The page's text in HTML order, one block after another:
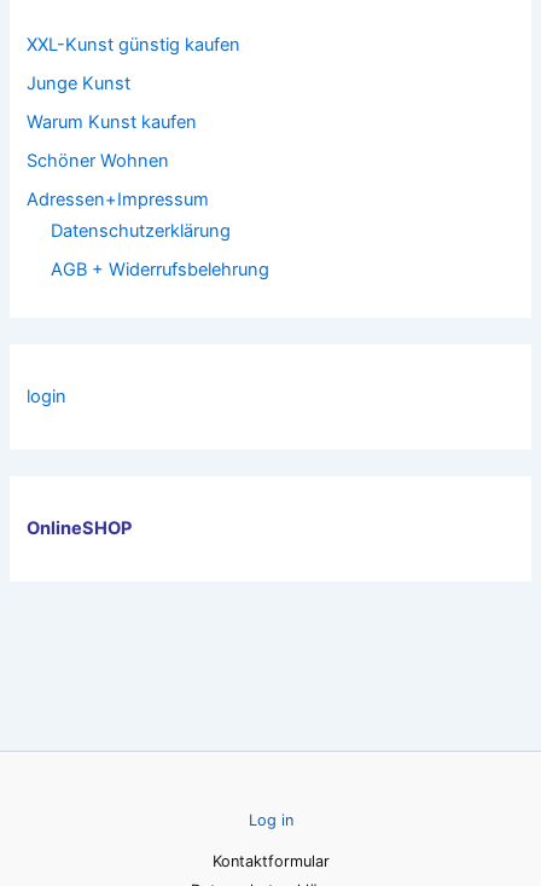
XXL-Kunst günstig kaufen
Junge Kunst
Warum Kunst kaufen
Schöner Wohnen
Adressen+Impressum
Datenschutzerklärung
AGB + Widerrufsbelehrung
login
OnlineSHOP
Log in
Kontaktformular